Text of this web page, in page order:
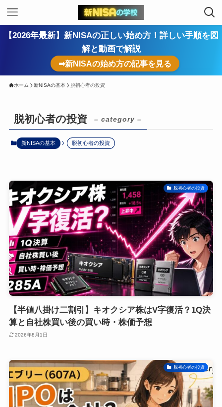
【2026年最新】新NISAの正しい始め方！詳しい手順を図
解と動画で解説
➡新NISAの始め方の記事を見る
ホーム 新NISAの基本 脱初心者の投資
脱初心者の投資 – category –
新NISAの基本 脱初心者の投資
脱初心者の投資
【半値八掛け二割引】キオクシア株はV字復活？1Q決
算と自社株買い後の買い時・株価予想
2026年8月1日
脱初心者の投資